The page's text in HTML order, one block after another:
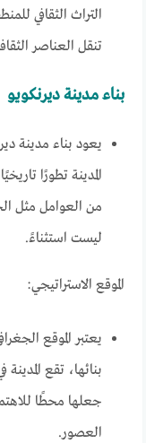
التراث الثقافي
تنقل العناصر
بناء مدينة ديرنكويو
يعود بناء مدينة
المدينة تطورًا
من العوامل مثل
ليست استثناءً.
الموقع الاستراتيجي:
يعتبر الموقع
بنائها، تقع
جعلها محطًا
العصور.